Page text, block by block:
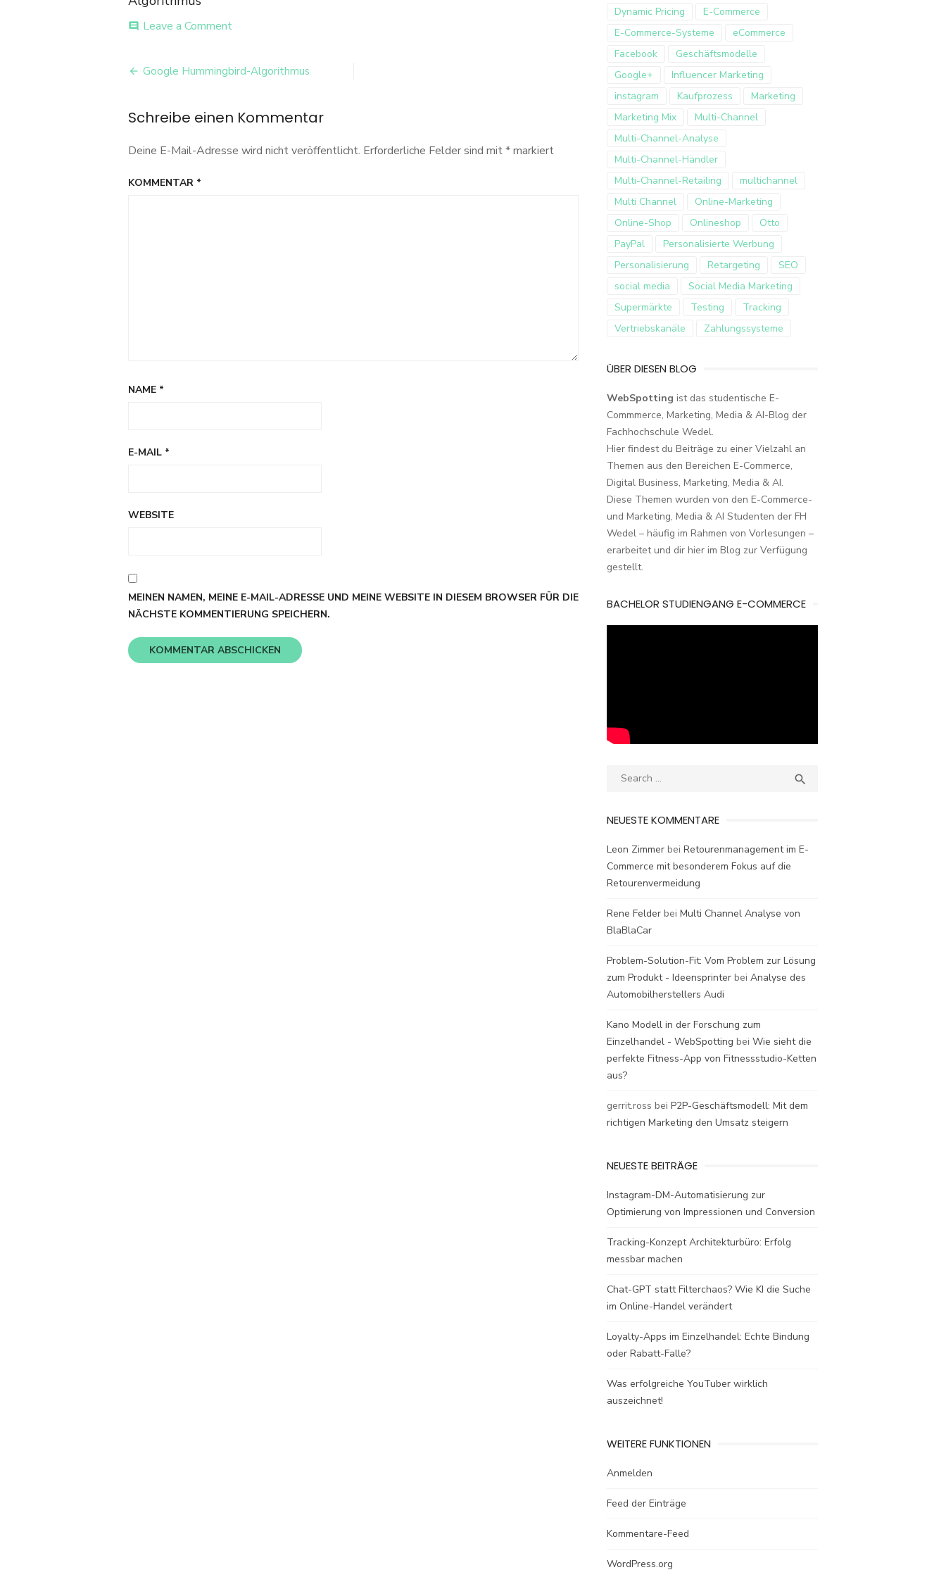
comment Leave a Commenton
Beitrags-
Google Hummingbird-Algorithmus
Schreibe einen Kommentar
Deine E-Mail-Adresse wird nicht veröffentlicht. Erforderliche Felder sind mit*markiert
KOMMENTAR *
NAME *
E-MAIL *
WEBSITE
MEINEN NAMEN, MEINE E-MAIL-ADRESSE UND MEINE WEBSITE IN DIESEM BROWSER FÜR DIE
NÄCHSTE KOMMENTIERUNG SPEICHERN.
Dynamic Pricing
E-Commerce
E-Commerce-Systeme
eCommerce
Facebook
Geschäftsmodelle
Google+
Influencer Marketing
instagram
Kaufprozess
Marketing
Marketing Mix
Multi-Channel
Multi-Channel-Analyse
Multi-Channel-Händler
Multi-Channel-Retailing
multichannel
Multi Channel
Online-Marketing
Online-Shop
Onlineshop
Otto
PayPal
Personalisierte Werbung
Personalisierung
Retargeting
SEO
social media
Social Media Marketing
Supermärkte
Testing
Tracking
Vertriebskanäle
Zahlungssysteme
ÜBER DIESEN BLOG
WebSpotting ist das studentische E-
Commmerce, Marketing, Media & AI-Blog der
Fachhochschule Wedel.
Hier findest du Beiträge zu einer Vielzahl an
Themen aus den Bereichen E-Commerce,
Digital Business, Marketing, Media & AI.
Diese Themen wurden von den E-Commerce-
und Marketing, Media & AI Studenten der FH
Wedel – häufig im Rahmen von Vorlesungen –
erarbeitet und dir hier im Blog zur Verfügung
gestellt.
BACHELOR STUDIENGANG E-COMMERCE
Search

NEUESTE KOMMENTARE
Leon Zimmer bei Retourenmanagement im E-
Commerce mit besonderem Fokus auf die
Retourenvermeidung
Rene Felder bei Multi Channel Analyse von
BlaBlaCar
Problem-Solution-Fit: Vom Problem zur Lösung
zum Produkt - Ideensprinter bei Analyse des
Automobilherstellers Audi
Kano Modell in der Forschung zum
Einzelhandel - WebSpotting bei Wie sieht die
perfekte Fitness-App von Fitnessstudio-Ketten
aus?
gerrit.ross bei P2P-Geschäftsmodell: Mit dem
richtigen Marketing den Umsatz steigern
NEUESTE BEITRÄGE
Instagram-DM-Automatisierung zur
Optimierung von Impressionen und Conversion
Tracking-Konzept Architekturbüro: Erfolg
messbar machen
Chat-GPT statt Filterchaos? Wie KI die Suche
im Online-Handel verändert
Loyalty-Apps im Einzelhandel: Echte Bindung
oder Rabatt-Falle?
Was erfolgreiche YouTuber wirklich
auszeichnet!
WEITERE FUNKTIONEN
Anmelden
Feed der Einträge
Kommentare-Feed
WordPress.org